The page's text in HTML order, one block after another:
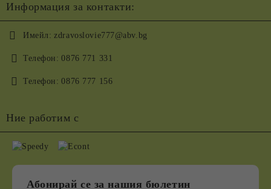
Информация за контакти:
Имейл: zdravoslovie777@abv.bg
Телефон: 0876 771 331
Телефон: 0876 777 156
Ние работим с
Абонирай се за нашия бюлетин